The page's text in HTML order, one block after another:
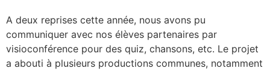
A deux reprises cette année, nous avons pu
communiquer avec nos élèves partenaires par
visioconférence pour des quiz, chansons, etc. Le projet
a abouti à plusieurs productions communes, notamment